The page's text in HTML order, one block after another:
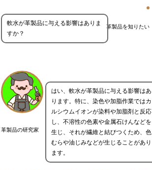
革製品を知りたい
軟水が革製品に与える影響はありま
すか？
革製品の研究家
はい、軟水が革製品に与える影響はあ
ります。特に、染色や加脂作業ではカ
ルシウムイオンが染料や加脂剤と反応
し、不溶性の色素や金属石けんなどを
生じ、それが繊維と結びつくため、色
むらや油じみなどが生じることがあり
ます。